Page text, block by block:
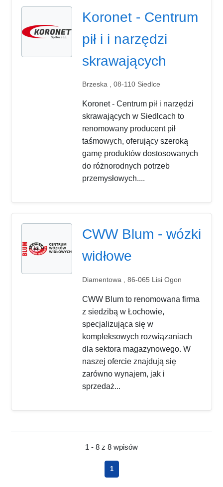
Koronet - Centrum
pił i i narzędzi
skrawających
Brzeska , 08-110 Siedlce
Koronet - Centrum pił i narzędzi
skrawających w Siedlcach to
renomowany producent pił
taśmowych, oferujący szeroką
gamę produktów dostosowanych
do różnorodnych potrzeb
przemysłowych....
CWW Blum - wózki
widłowe
Diamentowa , 86-065 Lisi Ogon
CWW Blum to renomowana firma
z siedzibą w Łochowie,
specjalizująca się w
kompleksowych rozwiązaniach
dla sektora magazynowego. W
naszej ofercie znajdują się
zarówno wynajem, jak i
sprzedaż...
1 - 8 z 8 wpisów
1